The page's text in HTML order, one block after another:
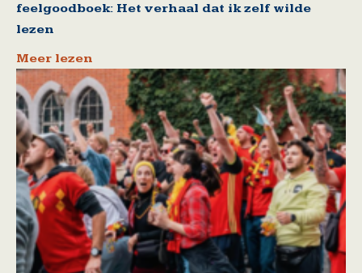
feelgoodboek: Het verhaal dat ik zelf wilde
lezen
Meer lezen